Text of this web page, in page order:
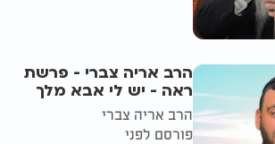
הרב אריה צברי - פרשת
ראה - יש לי אבא מלך
הרב אריה צברי
פורסם לפני